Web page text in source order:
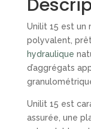
Unilit 15 est un
polyvalent,
hydraulique
d’aggrégats
Unilit 15 est
assurée, une